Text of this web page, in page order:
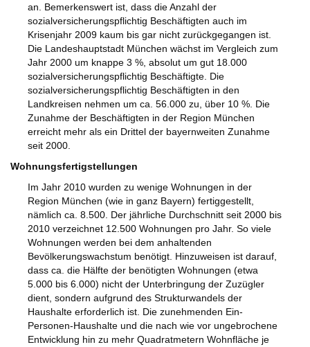
an. Bemerkenswert ist, dass die Anzahl der
sozialversicherungspflichtig Beschäftigten auch im
Krisenjahr 2009 kaum bis gar nicht zurückgegangen ist.
Die Landeshauptstadt München wächst im Vergleich zum
Jahr 2000 um knappe 3 %, absolut um gut 18.000
sozialversicherungspflichtig Beschäftigte. Die
sozialversicherungspflichtig Beschäftigten in den
Landkreisen nehmen um ca. 56.000 zu, über 10 %. Die
Zunahme der Beschäftigten in der Region München
erreicht mehr als ein Drittel der bayernweiten Zunahme
seit 2000.
Wohnungsfertigstellungen
Im Jahr 2010 wurden zu wenige Wohnungen in der
Region München (wie in ganz Bayern) fertiggestellt,
nämlich ca. 8.500. Der jährliche Durchschnitt seit 2000 bis
2010 verzeichnet 12.500 Wohnungen pro Jahr. So viele
Wohnungen werden bei dem anhaltenden
Bevölkerungswachstum benötigt. Hinzuweisen ist darauf,
dass ca. die Hälfte der benötigten Wohnungen (etwa
5.000 bis 6.000) nicht der Unterbringung der Zuzügler
dient, sondern aufgrund des Strukturwandels der
Haushalte erforderlich ist. Die zunehmenden Ein-
Personen-Haushalte und die nach wie vor ungebrochene
Entwicklung hin zu mehr Quadratmetern Wohnfläche je